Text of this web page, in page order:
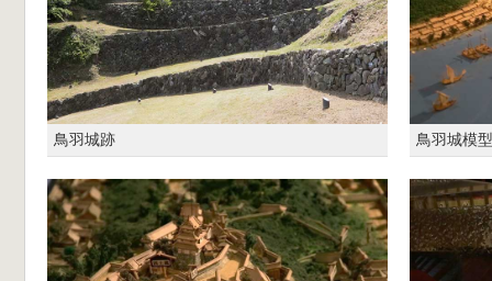
鳥羽城跡 鳥羽城模